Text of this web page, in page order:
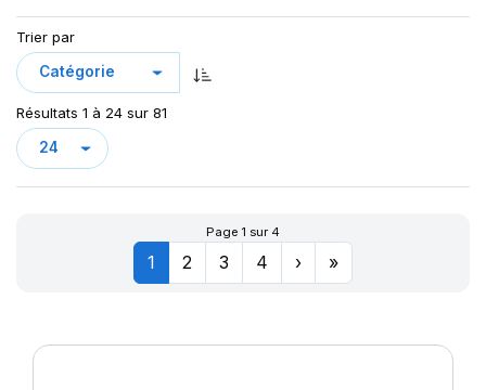
Trier par
Résultats 1 à 24 sur 81
Page 1 sur 4
1 2 3 4 › »